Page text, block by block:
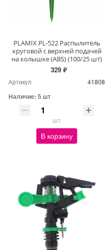
PLAMIX PL-522 Распылитель
круговой с верхней подачей
на колышке (ABS) (100/25 шт)
329 ₽
Артикул 41808
Наличие: 5 шт
шт
В корзину